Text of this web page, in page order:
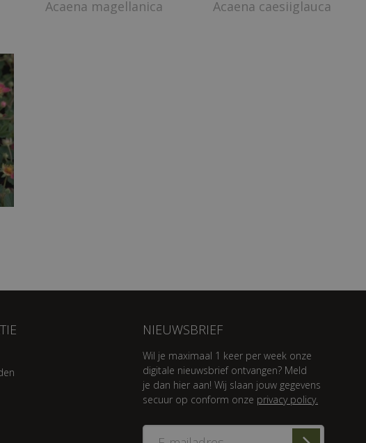
Acaena magellanica Acaena caesiiglauca
NIEUWSBRIEF
Wil je maximaal 1 keer per week onze
digitale nieuwsbrief ontvangen? Meld
je dan hier aan! Wij slaan jouw gegevens
secuur op conform onze privacy policy.